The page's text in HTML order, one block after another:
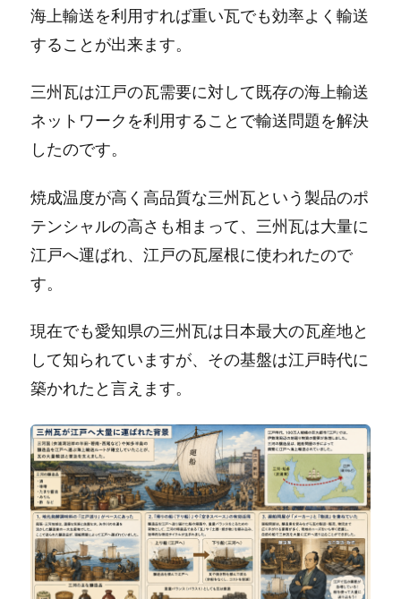
海上輸送を利用すれば重い瓦でも効率よく輸送
することが出来ます。
三州瓦は江戸の瓦需要に対して既存の海上輸送
ネットワークを利用することで輸送問題を解決
したのです。
焼成温度が高く高品質な三州瓦という製品のポ
テンシャルの高さも相まって、三州瓦は大量に
江戸へ運ばれ、江戸の瓦屋根に使われたので
す。
現在でも愛知県の三州瓦は日本最大の瓦産地と
して知られていますが、その基盤は江戸時代に
築かれたと言えます。